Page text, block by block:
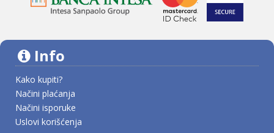
Info
Kako kupiti?
Načini plaćanja
Načini isporuke
Uslovi korišćenja